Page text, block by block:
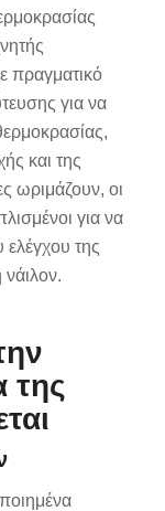
πραγματικό
για να
και της
ωριμάζουν, οι
για να
ελέγχου της
της